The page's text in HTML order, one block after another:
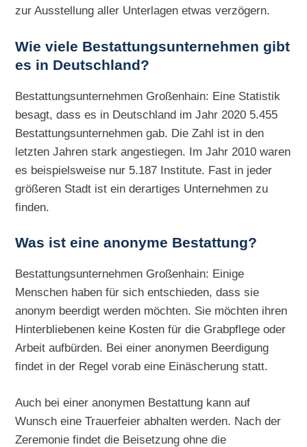
zur Ausstellung aller Unterlagen etwas verzögern.
Wie viele Bestattungsunternehmen gibt
es in Deutschland?
Bestattungsunternehmen Großenhain: Eine Statistik
besagt, dass es in Deutschland im Jahr 2020 5.455
Bestattungsunternehmen gab. Die Zahl ist in den
letzten Jahren stark angestiegen. Im Jahr 2010 waren
es beispielsweise nur 5.187 Institute. Fast in jeder
größeren Stadt ist ein derartiges Unternehmen zu
finden.
Was ist eine anonyme Bestattung?
Bestattungsunternehmen Großenhain: Einige
Menschen haben für sich entschieden, dass sie
anonym beerdigt werden möchten. Sie möchten ihren
Hinterbliebenen keine Kosten für die Grabpflege oder
Arbeit aufbürden. Bei einer anonymen Beerdigung
findet in der Regel vorab eine Einäscherung statt.
Auch bei einer anonymen Bestattung kann auf
Wunsch eine Trauerfeier abhalten werden. Nach der
Zeremonie findet die Beisetzung ohne die